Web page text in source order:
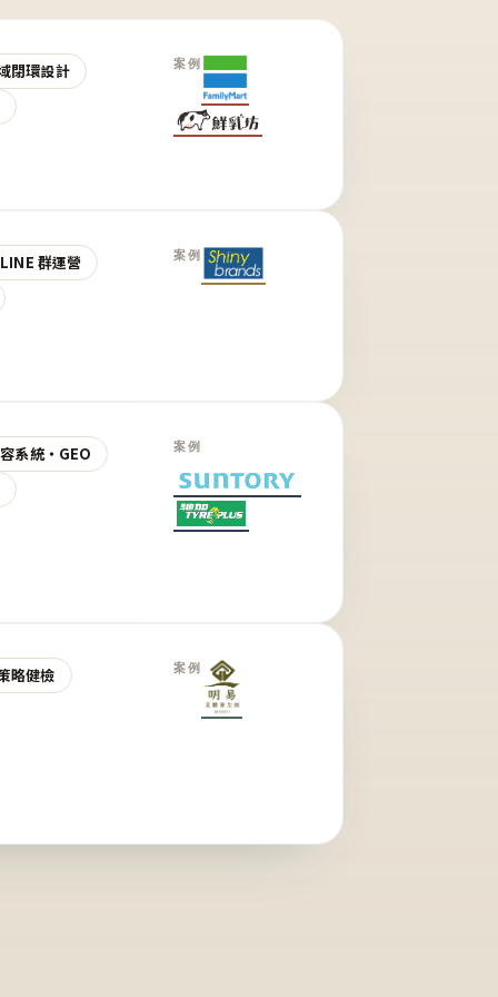
閉環設計
案例
群運營 案例
系統・GEO
案例
略健檢 案例